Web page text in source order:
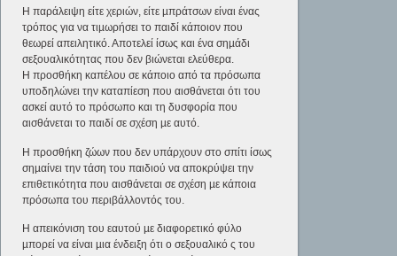
Η παράλειψη είτε χεριών, είτε µπράτσων είναι ένας
τρόπος για να τιµωρήσει το παιδί κάποιον που
θεωρεί απειλητικό. Αποτελεί ίσως και ένα σηµάδι
σεξουαλικότητας που δεν βιώνεται ελεύθερα.
Η προσθήκη καπέλου σε κάποιο από τα πρόσωπα
υποδηλώνει την καταπίεση που αισθάνεται ότι του
ασκεί αυτό το πρόσωπο και τη δυσφορία που
αισθάνεται το παιδί σε σχέση µε αυτό.
Η προσθήκη ζώων που δεν υπάρχουν στο σπίτι ίσως
σηµαίνει την τάση του παιδιού να αποκρύψει την
επιθετικότητα που αισθάνεται σε σχέση µε κάποια
πρόσωπα του περιβάλλοντός του.
Η απεικόνιση του εαυτού µε διαφορετικό φύλο
µπορεί να είναι µια ένδειξη ότι ο σεξουαλικό ς του